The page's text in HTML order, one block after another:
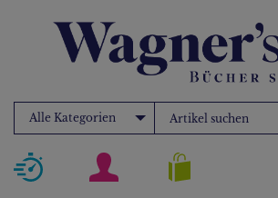
Alle Kategorien